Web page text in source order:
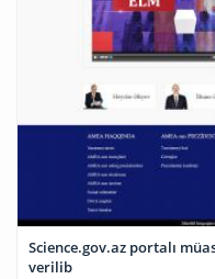
Science.gov.az portalı
verilib